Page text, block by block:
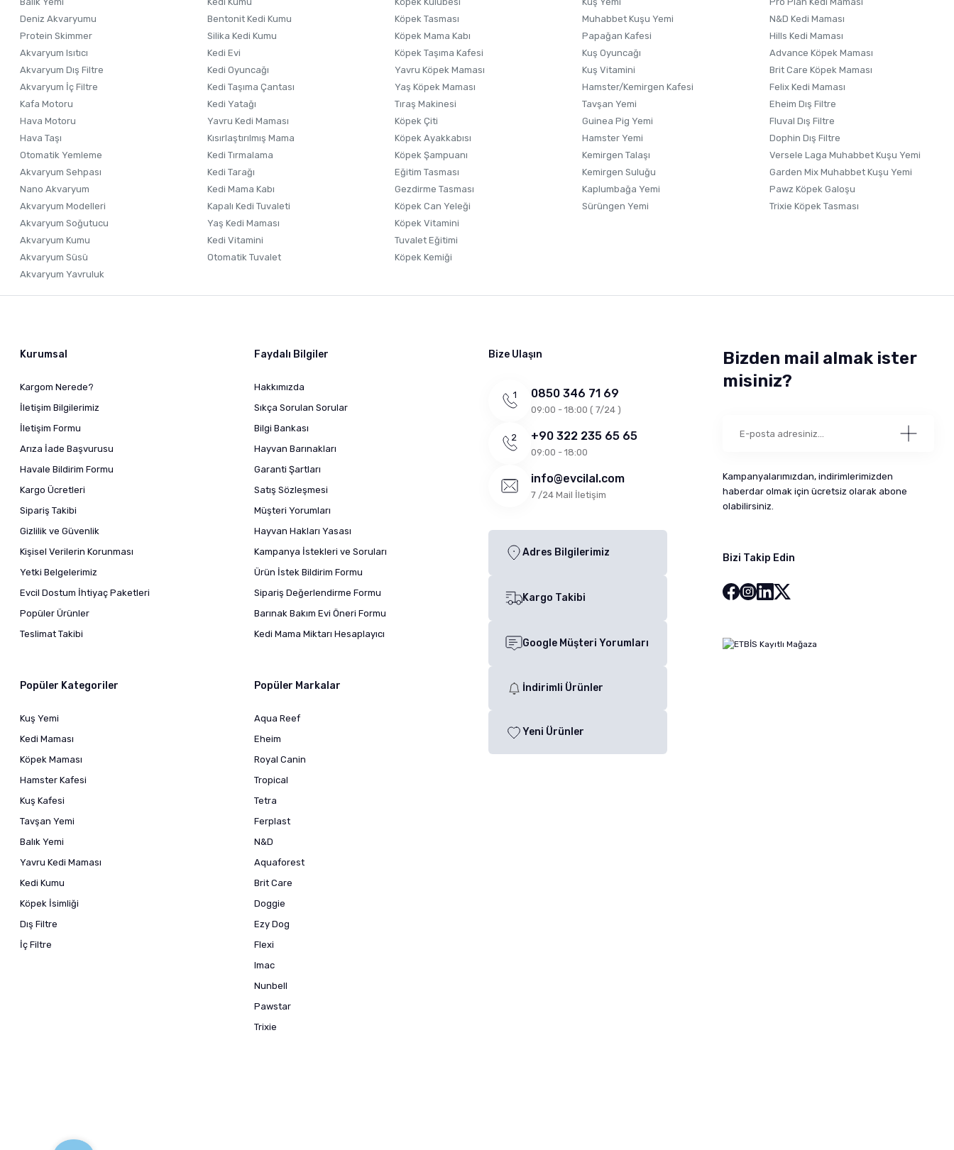
Ürün fiyatı diğer sitelerden daha pahalı.
Bu ürüne benzer farklı alternatifler olmalı.
Gönder
Deniz Akvaryumu
Protein Skimmer
Akvaryum Isıtıcı
Akvaryum Dış Filtre
Akvaryum İç Filtre
Kafa Motoru
Hava Motoru
Hava Taşı
Otomatik Yemleme
Akvaryum Sehpası
Nano Akvaryum
Akvaryum Modelleri
Akvaryum Soğutucu
Akvaryum Kumu
Akvaryum Süsü
Akvaryum Yavruluk
Bentonit Kedi Kumu
Silika Kedi Kumu
Kedi Evi
Kedi Oyuncağı
Kedi Taşıma Çantası
Kedi Yatağı
Yavru Kedi Maması
Kısırlaştırılmış Mama
Kedi Tırmalama
Kedi Tarağı
Kedi Mama Kabı
Kapalı Kedi Tuvaleti
Yaş Kedi Maması
Kedi Vitamini
Otomatik Tuvalet
Köpek Tasması
Köpek Mama Kabı
Köpek Taşıma Kafesi
Yavru Köpek Maması
Yaş Köpek Maması
Tıraş Makinesi
Köpek Çiti
Köpek Ayakkabısı
Köpek Şampuanı
Eğitim Tasması
Gezdirme Tasması
Köpek Can Yeleği
Köpek Vitamini
Tuvalet Eğitimi
Köpek Kemiği
Muhabbet Kuşu Yemi
Papağan Kafesi
Kuş Oyuncağı
Kuş Vitamini
Hamster/Kemirgen Kafesi
Tavşan Yemi
Guinea Pig Yemi
Hamster Yemi
Kemirgen Talaşı
Kemirgen Suluğu
Kaplumbağa Yemi
Sürüngen Yemi
N&D Kedi Maması
Hills Kedi Maması
Advance Köpek Maması
Brit Care Köpek Maması
Felix Kedi Maması
Eheim Dış Filtre
Fluval Dış Filtre
Dophin Dış Filtre
Versele Laga Muhabbet Kuşu Yemi
Garden Mix Muhabbet Kuşu Yemi
Pawz Köpek Galoşu
Trixie Köpek Tasması
Kurumsal
Kargom Nerede?
İletişim Bilgilerimiz
İletişim Formu
Arıza İade Başvurusu
Havale Bildirim Formu
Kargo Ücretleri
Sipariş Takibi
Gizlilik ve Güvenlik
Kişisel Verilerin Korunması
Yetki Belgelerimiz
Evcil Dostum İhtiyaç Paketleri
Popüler Ürünler
Teslimat Takibi
Faydalı Bilgiler
Hakkımızda
Sıkça Sorulan Sorular
Bilgi Bankası
Hayvan Barınakları
Garanti Şartları
Satış Sözleşmesi
Müşteri Yorumları
Hayvan Hakları Yasası
Kampanya İstekleri ve Soruları
Ürün İstek Bildirim Formu
Sipariş Değerlendirme Formu
Barınak Bakım Evi Öneri Formu
Kedi Mama Miktarı Hesaplayıcı
Popüler Kategoriler
Kuş Yemi
Kedi Maması
Köpek Maması
Hamster Kafesi
Kuş Kafesi
Tavşan Yemi
Balık Yemi
Yavru Kedi Maması
Kedi Kumu
Köpek İsimliği
Dış Filtre
İç Filtre
Popüler Markalar
Aqua Reef
Eheim
Royal Canin
Tropical
Tetra
Ferplast
N&D
Aquaforest
Brit Care
Doggie
Ezy Dog
Flexi
Imac
Nunbell
Pawstar
Trixie
Bize Ulaşın
0850 346 71 69
09:00 - 18:00 ( 7/24 )
+90 322 235 65 65
09:00 - 18:00
info@evcilal.com
7 /24 Mail İletişim
Adres Bilgilerimiz
Kargo Takibi
Google Müşteri Yorumları
İndirimli Ürünler
Yeni Ürünler
Bizden mail almak ister
misiniz?
Kampanyalarımızdan, indirimlerimizden
haberdar olmak için ücretsiz olarak abone
olabilirsiniz.
Bizi Takip Edin